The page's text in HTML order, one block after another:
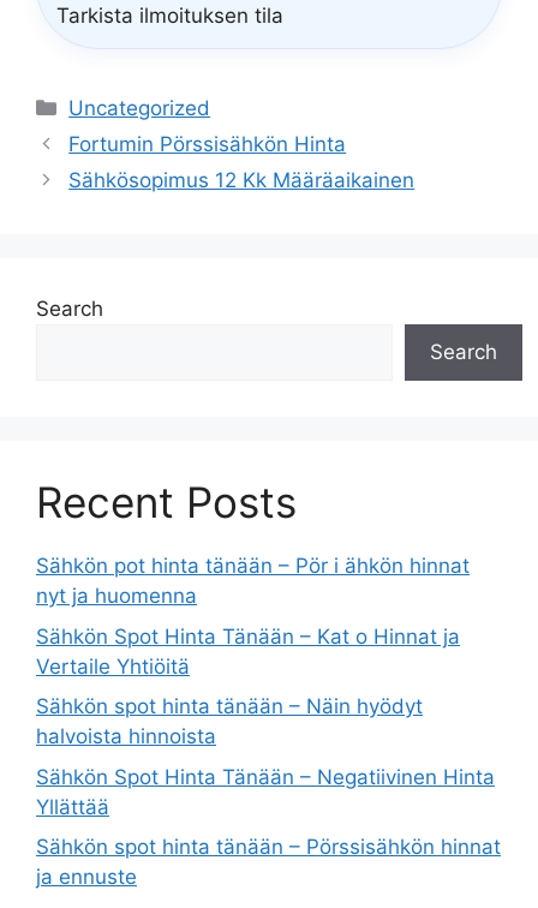
Tarkista ilmoituksen tila
Categories
Uncategorized
Fortumin Pörssisähkön Hinta
Sähkösopimus 12 Kk Määräaikainen
Search
Search
Recent Posts
Sähkön pot hinta tänään – Pör i ähkön hinnat
nyt ja huomenna
Sähkön Spot Hinta Tänään – Kat o Hinnat ja
Vertaile Yhtiöitä
Sähkön spot hinta tänään – Näin hyödyt
halvoista hinnoista
Sähkön Spot Hinta Tänään – Negatiivinen Hinta
Yllättää
Sähkön spot hinta tänään – Pörssisähkön hinnat
ja ennuste